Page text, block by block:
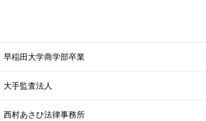
早稲田大学商学部卒業
大手監査法人
西村あさひ法律事務所